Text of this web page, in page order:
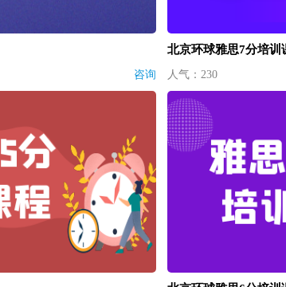
咨询
北京环球雅思7分培训
人气：230